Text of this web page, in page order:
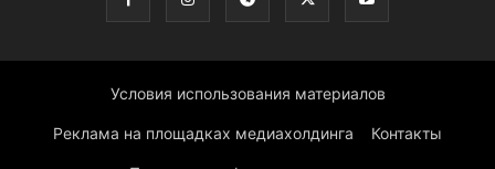
Условия использования материалов
Реклама на площадках медиахолдинга Контакты